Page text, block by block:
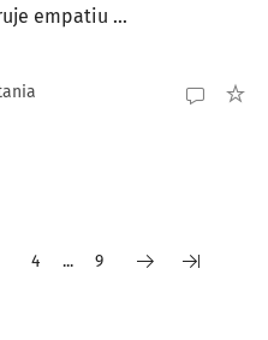
empatiu ...
4 ... 9